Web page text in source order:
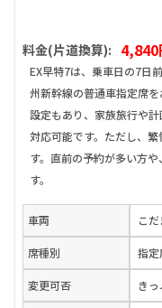
料金(片道換算): 4,840
EX早特7は、乗車日の7日
州新幹線の普通車指定席
設定もあり、家族旅行や
対応可能です。ただし、
す。直前の予約が多い方
す。
車両 こだ
席種別 指定
変更可否 き